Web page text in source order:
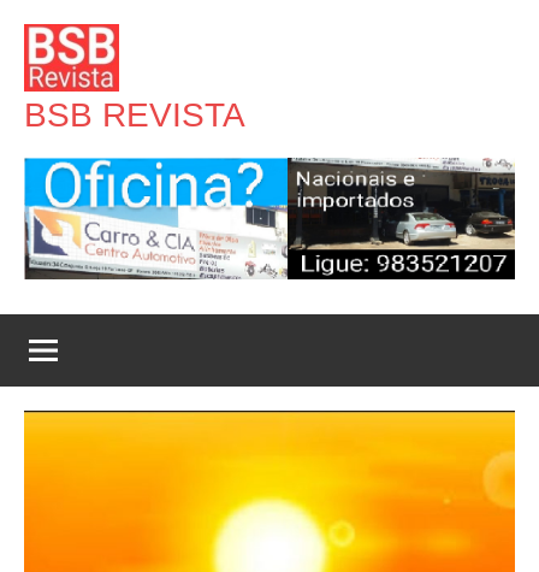
para
conteúdo
BSB REVISTA